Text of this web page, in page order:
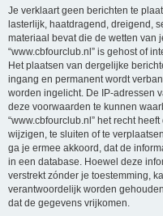
Je verklaart geen berichten te
lasterlijk, haatdragend, dreigend,
materiaal bevat die de wetten van
“www.cbfourclub.nl” is gehost of
Het plaatsen van dergelijke
ingang en permanent wordt
worden ingelicht. De IP-adressen
deze voorwaarden te kunnen
“www.cbfourclub.nl” het recht
wijzigen, te sluiten of te
ga je ermee akkoord, dat de
in een database. Hoewel deze
verstrekt zónder je toestemming,
verantwoordelijk worden
dat de gegevens vrijkomen.